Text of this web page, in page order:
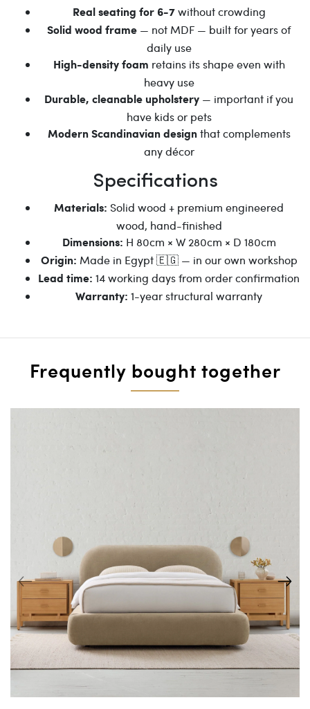
Real seating for 6-7without crowding
Solid wood frame — not MDF — built for years of
daily use
High-density foam retains its shape even with
heavy use
Durable, cleanable upholstery — important if you
have kids or pets
Modern Scandinavian designthat complements
any décor
Specifications
Materials: Solid wood + premium engineered
wood, hand-finished
Dimensions: H 80cm × W 280cm × D 180cm
Origin: Made in Egypt 🇪🇬 — in our own workshop
Lead time: 14 working days from order confirmation
Warranty: 1-year structural warranty
Frequently bought together